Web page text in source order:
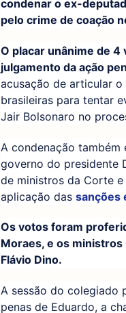
condenar o ex-
pelo crime de coação
O placar unânime de
julgamento da ação
acusação de articular
brasileiras para tentar
Jair Bolsonaro no
A condenação
governo do presidente
de ministros da Corte
aplicação das sanções
Os votos foram
Moraes, e os ministros
Flávio Dino.
A sessão do colegiado
penas de Eduardo, a